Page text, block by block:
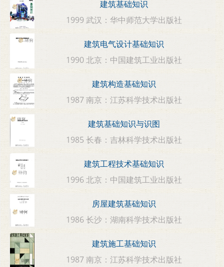
建筑基础知识
1999 武汉：华中师范大学出版社
建筑电气设计基础知识
1990 北京：中国建筑工业出版社
建筑构造基础知识
1987 南京：江苏科学技术出版社
建筑基础知识与识图
1985 长春：吉林科学技术出版社
建筑工程技术基础知识
1996 北京：中国建筑工业出版社
房屋建筑基础知识
1986 长沙：湖南科学技术出版社
建筑施工基础知识
1987 南京：江苏科学技术出版社